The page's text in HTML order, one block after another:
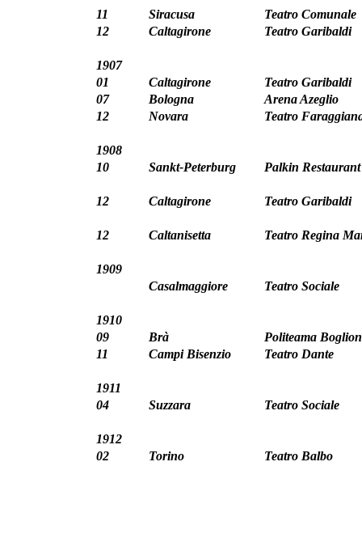
11 Siracusa
Teatro Comunale
12
Caltagirone Teatro Garibaldi
1907
01
Caltagirone
Teatro Garibaldi
07
Bologna
Arena Azeglio
12
Novara Teatro
1908
10
Sankt-Peterburg Palkin Restaurant
12 Caltagirone Teatro Garibaldi
12 Caltanisetta Teatro Regina
1909
Casalmaggiore
Teatro Sociale
1910
09
Brà
Politeama
11
Campi Bisenzio Teatro Dante
1911
04
Suzzara Teatro Sociale
1912
02
Torino Teatro Balbo